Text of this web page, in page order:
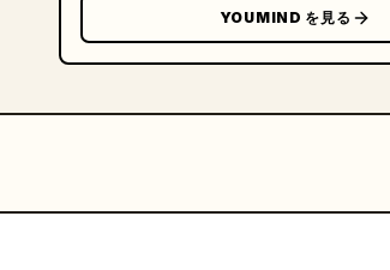
YOUMIND を見る